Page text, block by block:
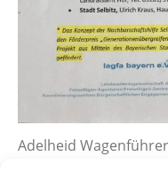
Adelheid